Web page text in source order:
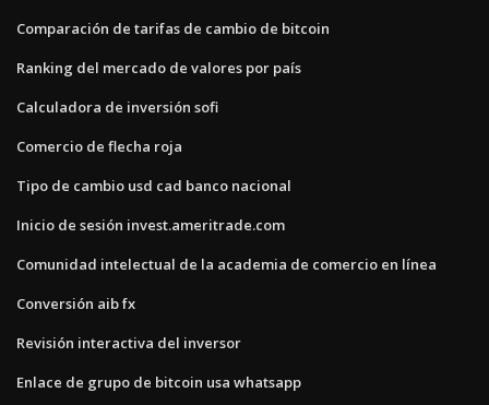
Comparación de tarifas de cambio de bitcoin
Ranking del mercado de valores por país
Calculadora de inversión sofi
Comercio de flecha roja
Tipo de cambio usd cad banco nacional
Inicio de sesión invest.ameritrade.com
Comunidad intelectual de la academia de comercio en línea
Conversión aib fx
Revisión interactiva del inversor
Enlace de grupo de bitcoin usa whatsapp